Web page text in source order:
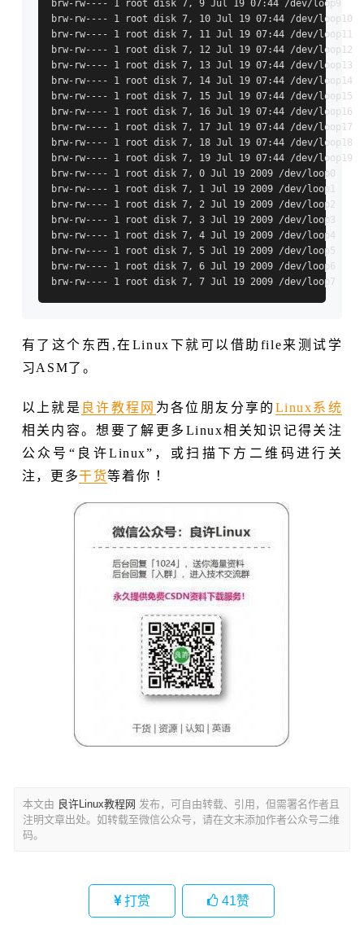
brw-rw---- 1 root disk 7, 9 Jul 19 07:44 /dev/loop9
brw-rw---- 1 root disk 7, 10 Jul 19 07:44 /dev/loop10
brw-rw---- 1 root disk 7, 11 Jul 19 07:44 /dev/loop11
brw-rw---- 1 root disk 7, 12 Jul 19 07:44 /dev/loop12
brw-rw---- 1 root disk 7, 13 Jul 19 07:44 /dev/loop13
brw-rw---- 1 root disk 7, 14 Jul 19 07:44 /dev/loop14
brw-rw---- 1 root disk 7, 15 Jul 19 07:44 /dev/loop15
brw-rw---- 1 root disk 7, 16 Jul 19 07:44 /dev/loop16
brw-rw---- 1 root disk 7, 17 Jul 19 07:44 /dev/loop17
brw-rw---- 1 root disk 7, 18 Jul 19 07:44 /dev/loop18
brw-rw---- 1 root disk 7, 19 Jul 19 07:44 /dev/loop19
brw-rw---- 1 root disk 7, 0 Jul 19 2009 /dev/loop0
brw-rw---- 1 root disk 7, 1 Jul 19 2009 /dev/loop1
brw-rw---- 1 root disk 7, 2 Jul 19 2009 /dev/loop2
brw-rw---- 1 root disk 7, 3 Jul 19 2009 /dev/loop3
brw-rw---- 1 root disk 7, 4 Jul 19 2009 /dev/loop4
brw-rw---- 1 root disk 7, 5 Jul 19 2009 /dev/loop5
brw-rw---- 1 root disk 7, 6 Jul 19 2009 /dev/loop6
有了这个东西,在Linux下就可以借助file来测试学
习ASM了。
以上就是 良许教程网 为各位朋友分享的 Linux系统
相关内容。想要了解更多Linux相关知识记得关注
公众号“良许Linux”，或扫描下方二维码进行关
注，更多干货等着你 ！
本文由 良许Linux教程网 发布，可自由转载、引用，但需署名作者且
注明文章出处。如转载至微信公众号，请在文末添加作者公众号二维
码。
打赏 41赞